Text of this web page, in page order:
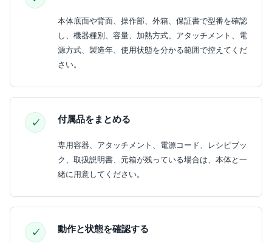
本体底面や背面、操作部、外箱、保証書で型番を確認
し、機器種別、容量、加熱方式、アタッチメント、電
源方式、製造年、使用状態を分かる範囲で控えてくだ
さい。
付属品をまとめる
専用容器、アタッチメント、電源コード、レシピブッ
ク、取扱説明書、元箱が残っている場合は、本体と一
緒に用意してください。
動作と状態を確認する